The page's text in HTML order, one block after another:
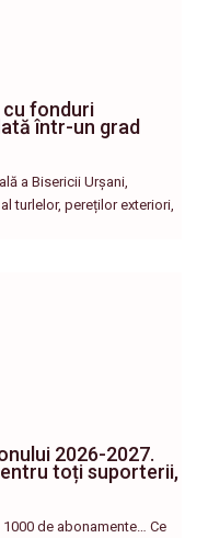
cu fonduri
într-un grad
a Bisericii Urșani,
turlelor, pereților exteriori,
2026-2027.
toți suporterii,
de abonamente… Ce